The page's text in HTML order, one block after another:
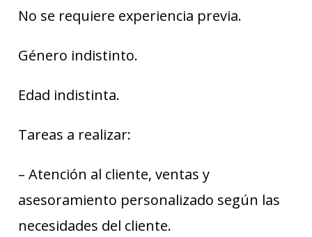
No se requiere experiencia previa.
Género indistinto.
Edad indistinta.
Tareas a realizar:
– Atención al cliente, ventas y
asesoramiento personalizado según las
necesidades del cliente.